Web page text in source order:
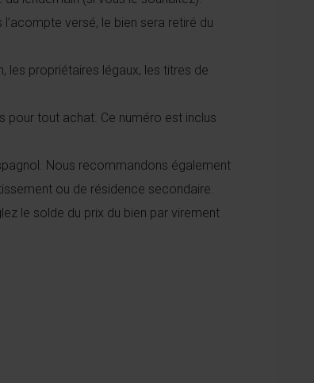
versé, le bien sera retiré du
les propriétaires légaux, les titres de
pour tout achat. Ce numéro est inclus
Nous recommandons également
ou de résidence secondaire.
le solde du prix du bien par virement